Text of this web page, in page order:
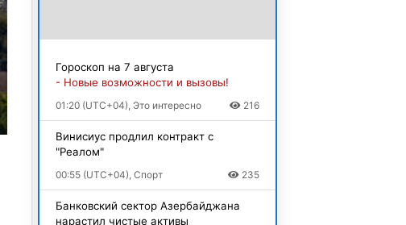
Гороскоп на 7 августа
- Новые возможности и вызовы!
01:20 (UTC+04), Это интересно 216
Винисиус продлил контракт с
"Реалом"
00:55 (UTC+04), Спорт 235
Банковский сектор Азербайджана
нарастил чистые активы